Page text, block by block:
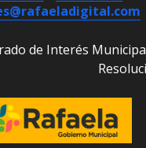
de Interés